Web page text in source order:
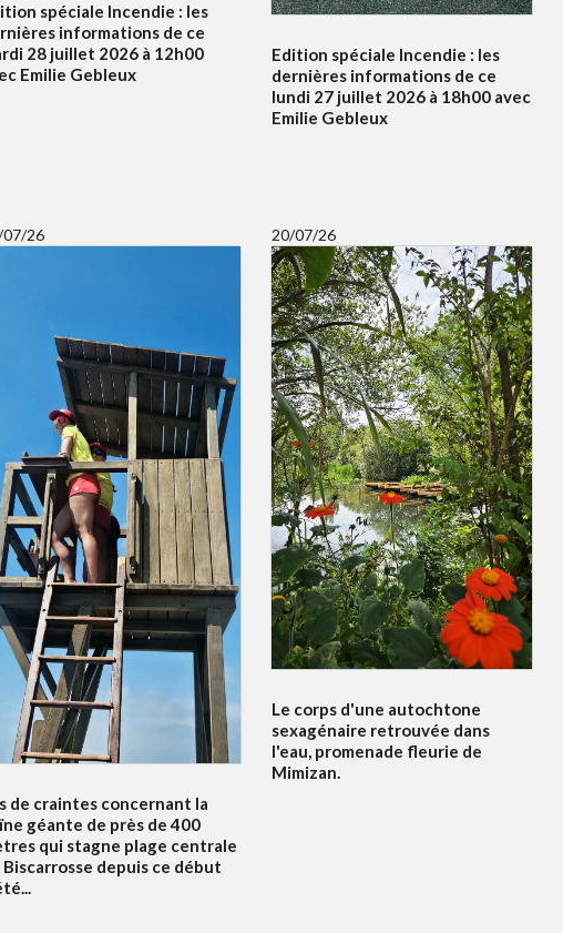
spéciale Incendie : les
informations de ce
28 juillet 2026 à 12h00
Emilie Gebleux
Edition spéciale Incendie : les
dernières informations de ce
lundi 27 juillet 2026 à 18h00 avec
Emilie Gebleux
07/26
de craintes concernant la
géante de près de 400
qui stagne plage centrale
Biscarrosse depuis ce début
20/07/26
Le corps d'une autochtone
sexagénaire retrouvée dans
l'eau, promenade fleurie de
Mimizan.